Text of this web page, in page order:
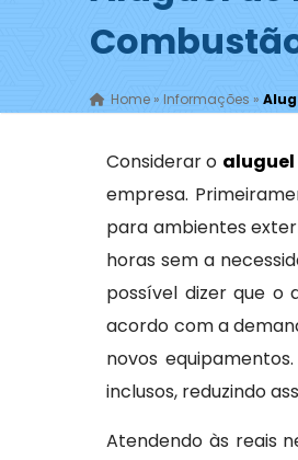
Home »Informações »
Considerar o
empresa.
para ambientes
horas sem a
possível dizer que o
acordo com a
novos
inclusos, reduzindo
Atendendo às reais